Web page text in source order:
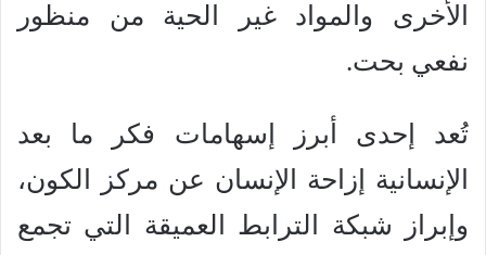
الأخرى والمواد غير الحية من منظور
نفعي بحت.
تُعد إحدى أبرز إسهامات فكر ما بعد
الإنسانية إزاحة الإنسان عن مركز الكون،
وإبراز شبكة الترابط العميقة التي تجمع